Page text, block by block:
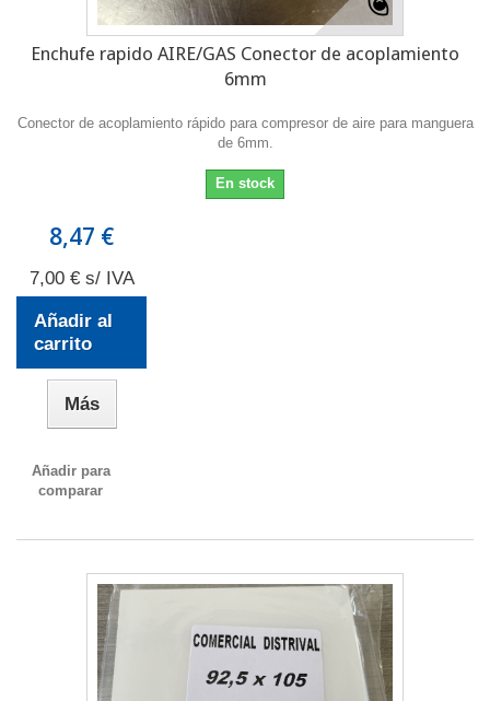
Enchufe rapido AIRE/GAS Conector de acoplamiento
6mm
Conector de acoplamiento rápido para compresor de aire para manguera
de 6mm.
En stock
8,47 €
7,00 € s/ IVA
Añadir al
carrito
Más
Añadir para
comparar